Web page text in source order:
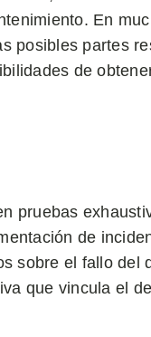
En
posibles partes
de
pruebas
de
sobre el fallo del
que vincula el